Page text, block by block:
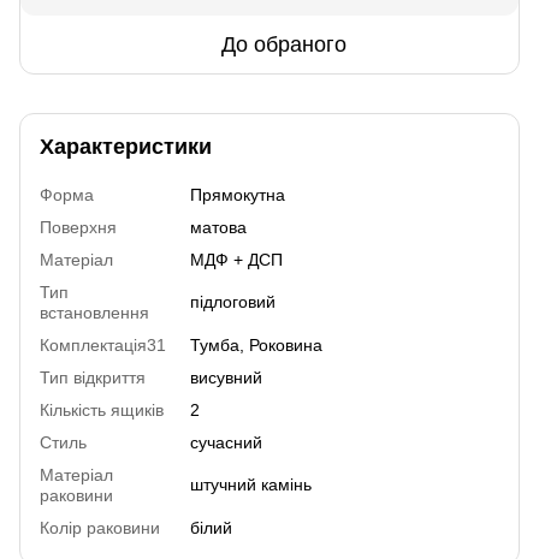
До обраного
Характеристики
Форма
Прямокутна
Поверхня
матова
Матеріал
МДФ + ДСП
Тип
встановлення
підлоговий
Комплектація31
Тумба, Роковина
Тип відкриття
висувний
Кількість ящиків
2
Стиль
сучасний
Матеріал
раковини
штучний камінь
Колір раковини білий